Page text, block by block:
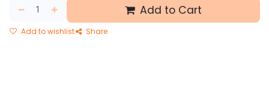
Add to Cart
Add to wishlist Share